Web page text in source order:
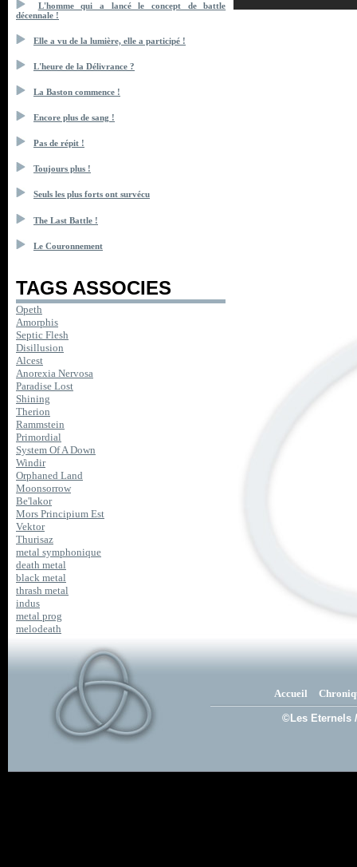
L'homme qui a lancé le concept de battle
décennale !
Elle a vu de la lumière, elle a participé !
L'heure de la Délivrance ?
La Baston commence !
Encore plus de sang !
Pas de répit !
Toujours plus !
Seuls les plus forts ont survécu
The Last Battle !
Le Couronnement
TAGS ASSOCIES
Opeth
Amorphis
Septic Flesh
Disillusion
Alcest
Anorexia Nervosa
Paradise Lost
Shining
Therion
Rammstein
Primordial
System Of A Down
Windir
Orphaned Land
Moonsorrow
Be'lakor
Mors Principium Est
Vektor
Thurisaz
metal symphonique
death metal
black metal
thrash metal
indus
metal prog
melodeath
Accueil
©Les Eternels